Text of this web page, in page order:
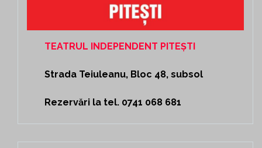
TEATRUL INDEPENDENT PITEȘTI
Strada Teiuleanu, Bloc 48, subsol
Rezervări la tel. 0741 068 681